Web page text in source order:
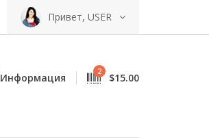
Привет, USER
Информация 2 $15.00